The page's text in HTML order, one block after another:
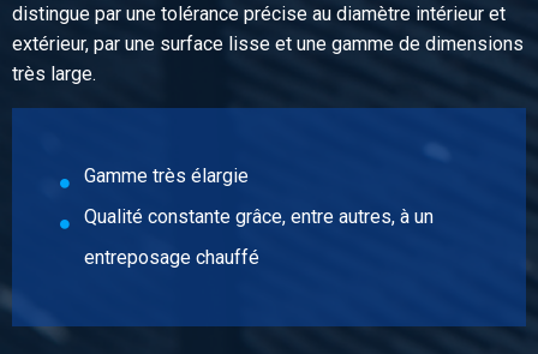
Poids des pièces en kg
Prix brut
5100-0014-615
SS Éàf Elo Galv Hydr Pneum TubePréc EN10305-4 6x1,5
E235 5,5-6,5 m
Poids des pièces en kg
distingue par une tolérance précise au diamètre intérieur et
extérieur, par une surface lisse et une gamme de dimensions
très large.
Gamme très élargie
Qualité constante grâce, entre autres, à un
entreposage chauffé